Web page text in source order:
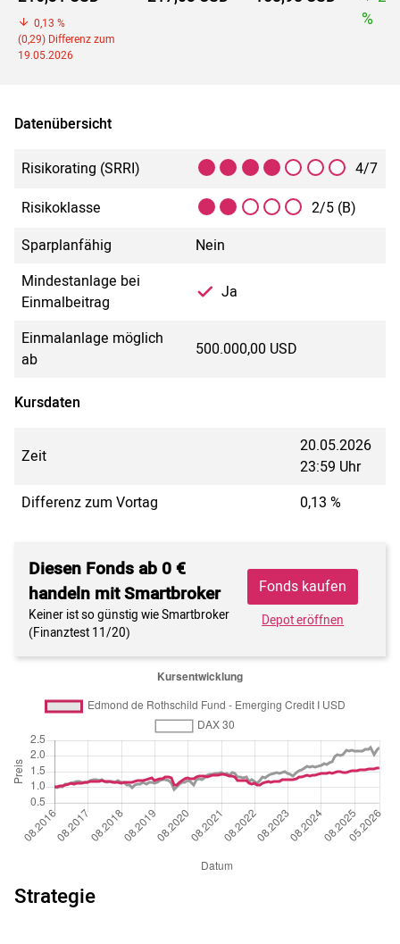
0,13 %
(0,29) Differenz zum
19.05.2026
%
Datenübersicht
Risikorating (SRRI)
4/7
Risikoklasse
2/5 (B)
Sparplanfähig
Nein
Mindestanlage bei
Einmalbeitrag
Ja
Einmalanlage möglich
ab
500.000,00 USD
Kursdaten
Zeit
20.05.2026
23:59 Uhr
Differenz zum Vortag
0,13 %
Diesen Fonds ab 0 €
handeln mit Smartbroker
Keiner ist so günstig wie Smartbroker
(Finanztest 11/20)
Fonds kaufen
Depot eröffnen
Strategie